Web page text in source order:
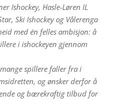
Ishockey, Hasle-Løren IL
Ski Ishockey og Vålerenga
med én felles ambisjon: å
i ishockeyen gjennom
spillere faller fra i
og ønsker derfor å
og bærekraftig tilbud for